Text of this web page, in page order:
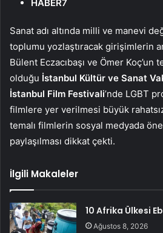
HABER7
Sanat adı altında milli ve manevi
toplumu yozlaştıracak girişimlerin
Bülent Eczacıbaşı ve Ömer Koç’un
olduğu İstanbul Kültür ve Sanat
İstanbul Film Festivali’nde LGBT
filmlere yer verilmesi büyük
temalı filmlerin sosyal medyada öne
paylaşılması dikkat çekti.
İlgili Makaleler
10 Afrika Ülkesi
Ağustos 8, 2026